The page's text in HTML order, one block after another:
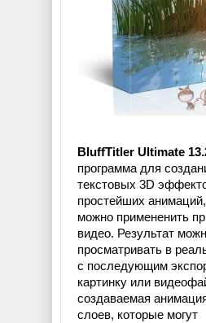
BluffTitler Ultimate
программа для
текстовых 3D
простейших
можно примененить
видео. Результат
просматривать в
с последующим
картинку или
создаваемая
слоев, которые могут